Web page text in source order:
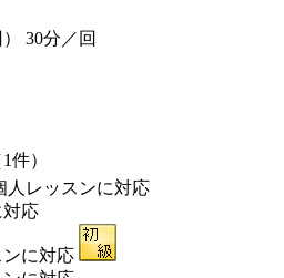
30分／回
1件）